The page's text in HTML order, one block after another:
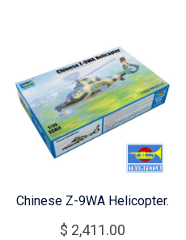
Chinese Z-9WA Helicopter.
$ 2,411.00